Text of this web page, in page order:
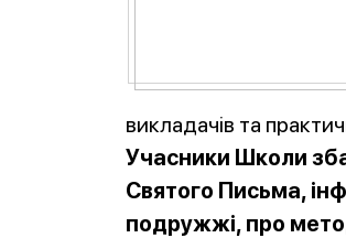
викладачів та
Учасники Школи
Святого Письма,
подружжі, про